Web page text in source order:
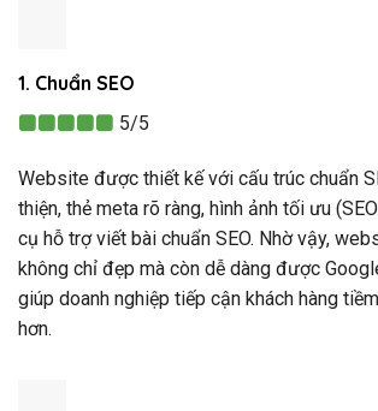
1. Chuẩn SEO
5/5
Website được thiết kế với cấu trúc chuẩn
thiện, thẻ meta rõ ràng, hình ảnh tối ưu
cụ hỗ trợ viết bài chuẩn SEO. Nhờ vậy,
không chỉ đẹp mà còn dễ dàng được
giúp doanh nghiệp tiếp cận khách hàng
hơn.